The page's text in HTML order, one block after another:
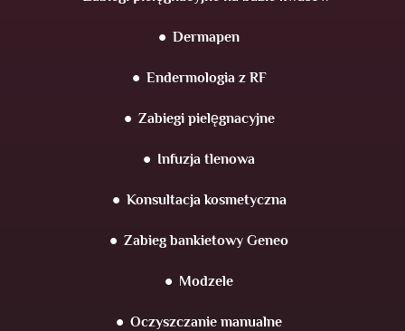
Dermapen
Endermologia z RF
Zabiegi pielęgnacyjne
Infuzja tlenowa
Konsultacja kosmetyczna
Zabieg bankietowy Geneo
Modzele
Oczyszczanie manualne